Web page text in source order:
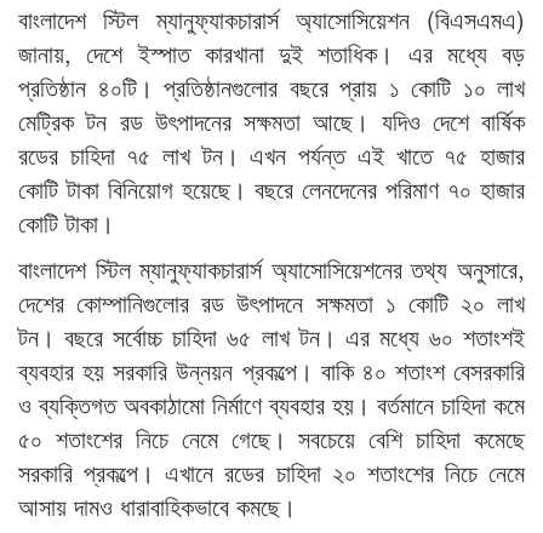
বাংলাদেশ স্টিল ম্যানুফ্যাকচারার্স অ্যাসোসিয়েশন (বিএসএমএ)
জানায়, দেশে ইস্পাত কারখানা দুই শতাধিক। এর মধ্যে বড়
প্রতিষ্ঠান ৪০টি। প্রতিষ্ঠানগুলোর বছরে প্রায় ১ কোটি ১০ লাখ
মেট্রিক টন রড উৎপাদনের সক্ষমতা আছে। যদিও দেশে বার্ষিক
রডের চাহিদা ৭৫ লাখ টন। এখন পর্যন্ত এই খাতে ৭৫ হাজার
কোটি টাকা বিনিয়োগ হয়েছে। বছরে লেনদেনের পরিমাণ ৭০ হাজার
কোটি টাকা।
বাংলাদেশ স্টিল ম্যানুফ্যাকচারার্স অ্যাসোসিয়েশনের তথ্য অনুসারে,
দেশের কোম্পানিগুলোর রড উৎপাদনে সক্ষমতা ১ কোটি ২০ লাখ
টন। বছরে সর্বোচ্চ চাহিদা ৬৫ লাখ টন। এর মধ্যে ৬০ শতাংশই
ব্যবহার হয় সরকারি উন্নয়ন প্রকল্পে। বাকি ৪০ শতাংশ বেসরকারি
ও ব্যক্তিগত অবকাঠামো নির্মাণে ব্যবহার হয়। বর্তমানে চাহিদা কমে
৫০ শতাংশের নিচে নেমে গেছে। সবচেয়ে বেশি চাহিদা কমেছে
সরকারি প্রকল্পে। এখানে রডের চাহিদা ২০ শতাংশের নিচে নেমে
আসায় দামও ধারাবাহিকভাবে কমছে।